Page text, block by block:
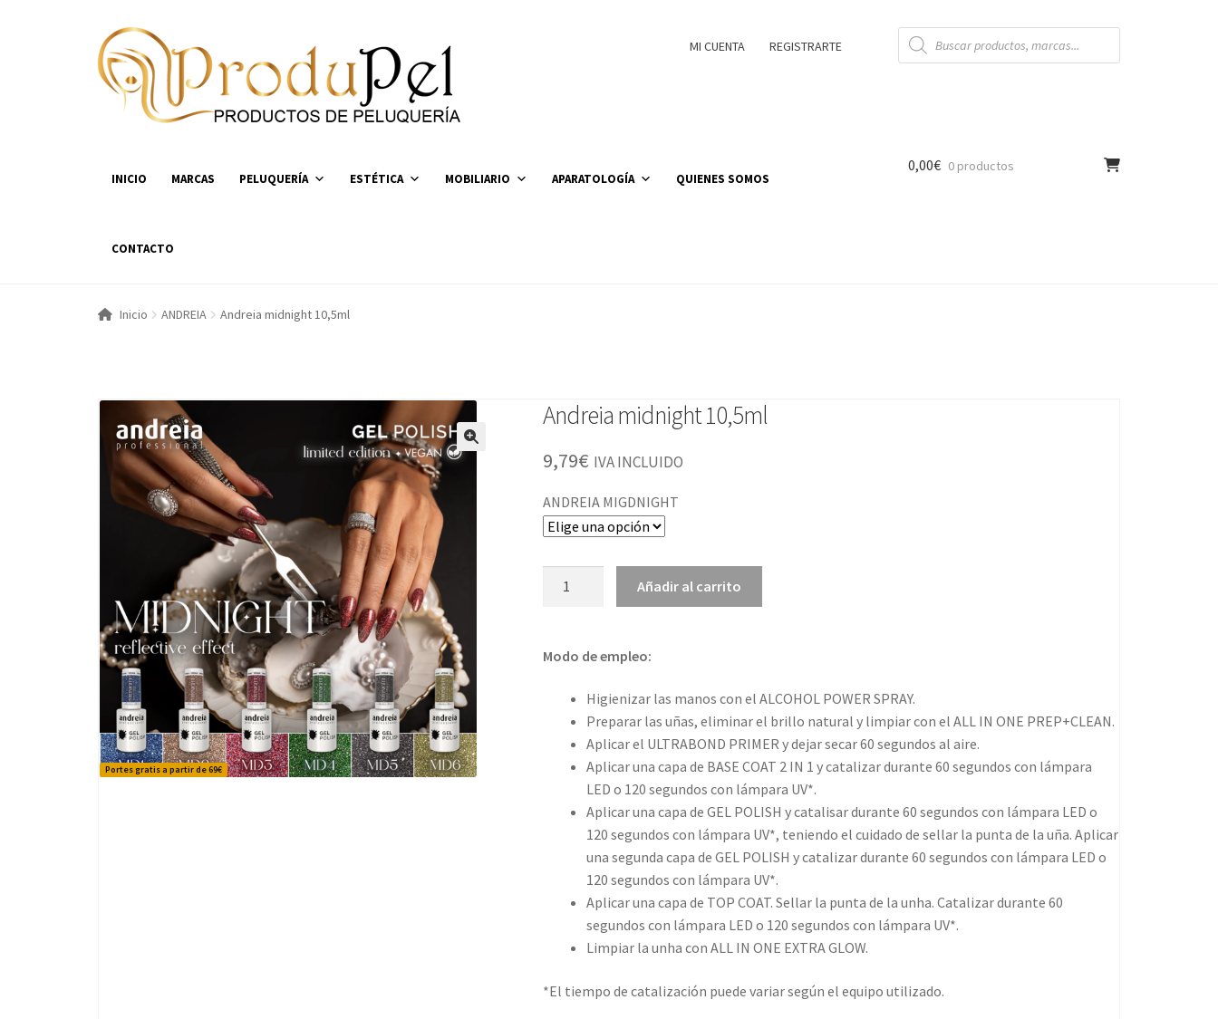
Ir
a
la
navegación
Ir
al
contenido
MI CUENTA REGISTRARTE
Búsqueda
de
productos
INICIO MARCAS PELUQUERÍA ESTÉTICA MOBILIARIO APARATOLOGÍA QUIENES SOMOS
CONTACTO
0,00€ 0 productos
Inicio ANDREIA Andreia midnight 10,5ml
Portes gratis a partir de 69€
Andreia midnight 10,5ml
9,79€ IVA INCLUIDO
ANDREIA MIGDNIGHT
Añadir al carrito
Modo de empleo:
Higienizar las manos con el ALCOHOL POWER SPRAY.
Preparar las uñas, eliminar el brillo natural y limpiar con el ALL IN ONE PREP+CLEAN.
Aplicar el ULTRABOND PRIMER y dejar secar 60 segundos al aire.
Aplicar una capa de BASE COAT 2 IN 1 y catalizar durante 60 segundos con lámpara
LED o 120 segundos con lámpara UV*.
Aplicar una capa de GEL POLISH y catalisar durante 60 segundos con lámpara LED o
120 segundos con lámpara UV*, teniendo el cuidado de sellar la punta de la uña. Aplicar
una segunda capa de GEL POLISH y catalizar durante 60 segundos con lámpara LED o
120 segundos con lámpara UV*.
Aplicar una capa de TOP COAT. Sellar la punta de la unha. Catalizar durante 60
segundos con lámpara LED o 120 segundos con lámpara UV*.
Limpiar la unha con ALL IN ONE EXTRA GLOW.
*El tiempo de catalización puede variar según el equipo utilizado.